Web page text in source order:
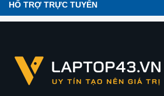
HỔ TRỢ TRỰC TUYẾN